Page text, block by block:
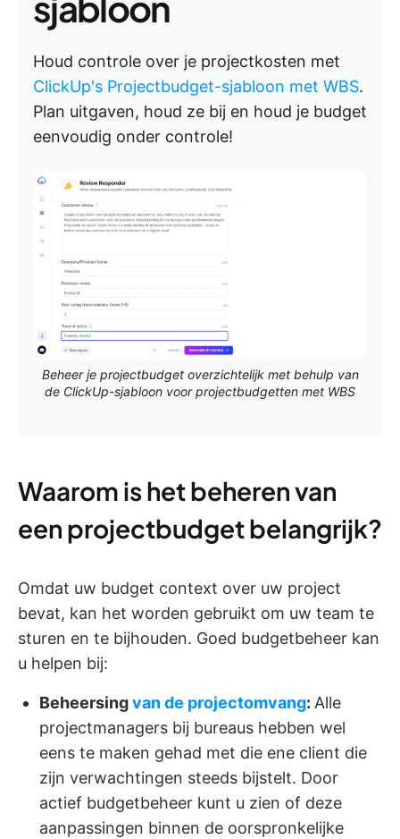
Houd controle over je projectkosten met
ClickUp's Projectbudget-sjabloon met WBS.
Plan uitgaven, houd ze bij en houd je budget
eenvoudig onder controle!
Beheer je projectbudget overzichtelijk met behulp van
de ClickUp-sjabloon voor projectbudgetten met WBS
Waarom is het beheren van
een projectbudget belangrijk?
Omdat uw budget context over uw project
bevat, kan het worden gebruikt om uw team te
sturen en te bijhouden. Goed budgetbeheer kan
u helpen bij:
Beheersingvan de projectomvang: Alle
projectmanagers bij bureaus hebben wel
eens te maken gehad met die ene client die
zijn verwachtingen steeds bijstelt. Door
actief budgetbeheer kunt u zien of deze
aanpassingen binnen de oorspronkelijke